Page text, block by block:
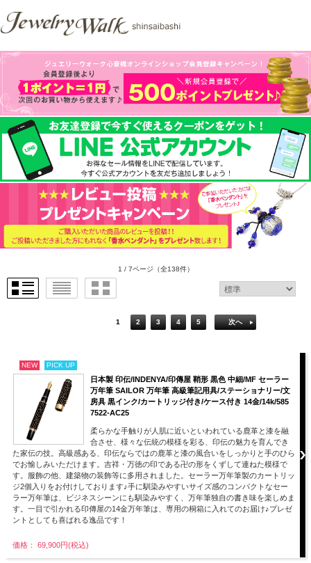
1 / 7ページ （全138件）
1 2 3 4 5 次へ
NEW PICK UP
日本製 印伝/INDENYA/印傳屋 鞘形 黒色 中細/MF セーラー
万年筆 SAILOR 万年筆 高級筆記用具/ステーショナリー/文
房具 黒インク/カートリッジ付き/ケース付き 14金/14k/585
7522-AC25
柔らかな手触りが人肌に近いといわれている鹿革と漆を融
合させ、様々な伝統の模様を彩る、印伝の魅力を育んでき
た家伝の技。高級感ある、印伝ならではの鹿革と漆の風合いをしっかりと手のひら
でお愉しみいただけます。吉祥・万徳の印である卍の形をくずして連ねた模様で
す。服飾の他、建築物の装飾等に多用されました。セーラー万年筆製のカートリッ
ジ2個入りをお付けしております♪手に馴染みやすいサイズ感のコンパクトなセー
ラー万年筆は、ビジネスシーンにも馴染みやすく、万年筆独自の書き味を楽しめま
す。一目で引かれる印傳屋の14金万年筆は、専用の桐箱に入れてのお届け♪プレゼ
ントとしても喜ばれる逸品です！
価格： 69,900円(税込)